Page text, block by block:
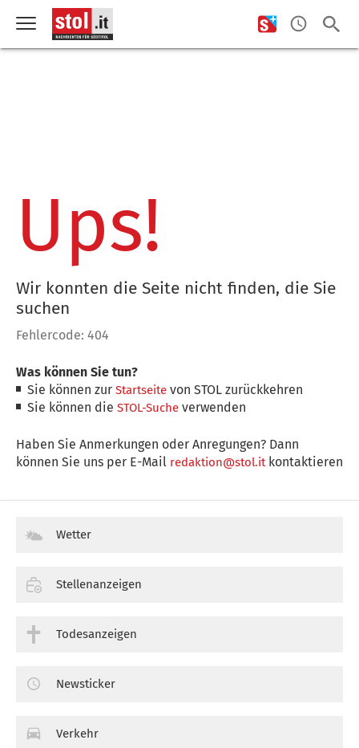
Ups!
Wir konnten die Seite nicht finden, die Sie
suchen
Fehlercode: 404
Was können Sie tun?
Sie können zurStartseite von STOL zurückkehren
Sie können dieSTOL-Suche verwenden
Haben Sie Anmerkungen oder Anregungen? Dann
können Sie uns per E-Mail redaktion@stol.itkontaktieren
Wetter
Stellenanzeigen
Todesanzeigen
Newsticker
Verkehr